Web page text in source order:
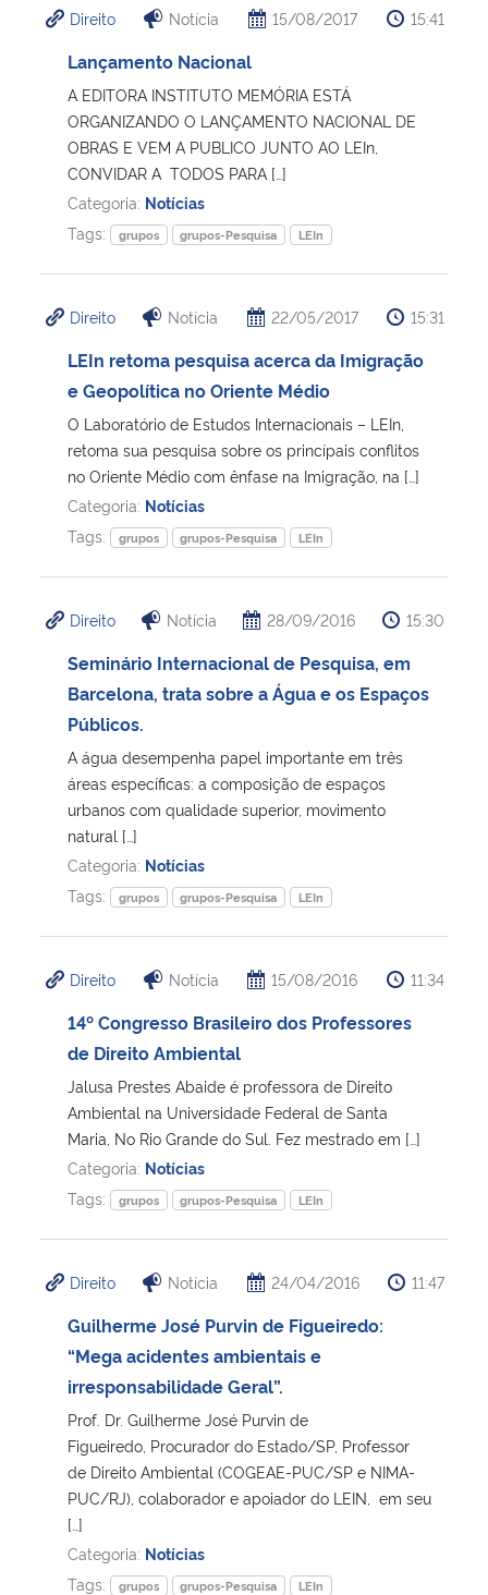
Ministério da Cidadania
Ministério da Saúde
Ministério de Minas e Energia
Ministério do Meio Ambiente
Ministério do Turismo
Ministério do Desenvolvimento Regional
Controladoria-Geral da União
Ministério da Mulher, da Família e dos Direitos Humanos
Secretaria-Geral
Gabinete de Segurança Institucional
Banco Central do Brasil
Direito Notícia 15/08/2017 15:41
Lançamento Nacional
A EDITORA INSTITUTO MEMÓRIA ESTÁ
ORGANIZANDO O LANÇAMENTO NACIONAL DE
OBRAS E VEM A PUBLICO JUNTO AO LEIn,
CONVIDAR A TODOS PARA […]
Categoria: Notícias
Tags:
grupos grupos-Pesquisa LEIn
Direito Notícia 22/05/2017 15:31
LEIn retoma pesquisa acerca da Imigração
e Geopolítica no Oriente Médio
O Laboratório de Estudos Internacionais – LEIn,
retoma sua pesquisa sobre os princípais conflitos
no Oriente Médio com ênfase na Imigração, na […]
Categoria: Notícias
Tags:
grupos grupos-Pesquisa LEIn
Direito Notícia 28/09/2016 15:30
Seminário Internacional de Pesquisa, em
Barcelona, trata sobre a Água e os Espaços
Públicos.
A água desempenha papel importante em três
áreas específicas: a composição de espaços
urbanos com qualidade superior, movimento
natural […]
Categoria: Notícias
Tags:
grupos grupos-Pesquisa LEIn
Direito Notícia 15/08/2016 11:34
14º Congresso Brasileiro dos Professores
de Direito Ambiental
Jalusa Prestes Abaide é professora de Direito
Ambiental na Universidade Federal de Santa
Maria, No Rio Grande do Sul. Fez mestrado em […]
Categoria: Notícias
Tags:
grupos grupos-Pesquisa LEIn
Direito Notícia 24/04/2016 11:47
Guilherme José Purvin de Figueiredo:
“Mega acidentes ambientais e
irresponsabilidade Geral”.
Prof. Dr. Guilherme José Purvin de
Figueiredo, Procurador do Estado/SP, Professor
de Direito Ambiental (COGEAE-PUC/SP e NIMA-
PUC/RJ), colaborador e apoiador do LEIN, em seu
[…]
Categoria: Notícias
Tags:
grupos grupos-Pesquisa LEIn